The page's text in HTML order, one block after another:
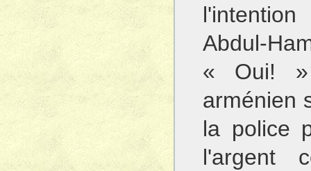
Abdul-
« Oui!
arménien
la police
l'argent